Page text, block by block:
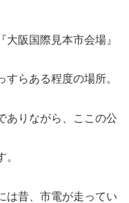
阪国際見本市会場』
らある程度の場所。
ありながら、ここの公
は昔、市電が走ってい